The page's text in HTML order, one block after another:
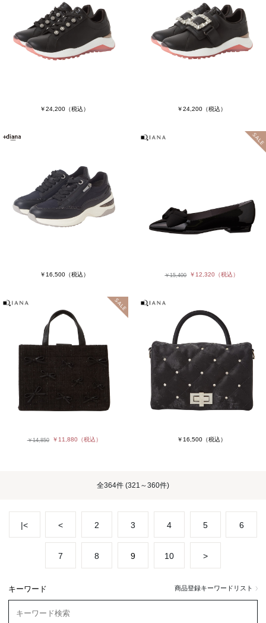
￥24,200（税込） ￥24,200 （税込）
￥16,500（税込） ￥15,400 ￥12,320 （税込）
￥14,850 ￥11,880（税込） ￥16,500 （税込）
全364件 (321～360件)
|< < 2 3 4 5 6
7 8 9 10 >
キーワード 商品登録キーワードリスト